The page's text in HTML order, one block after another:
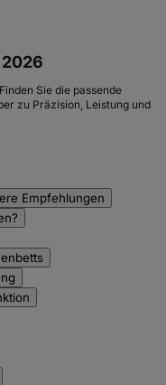
Sie die passende
zu Präzision, Leistung und
Empfehlungen